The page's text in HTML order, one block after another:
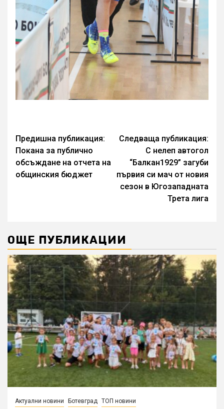
Continue
Reading
Предишна публикация:
Покана за публично
обсъждане на отчета на
общинския бюджет
Следваща публикация:
С нелеп автогол
“Балкан1929” загуби
първия си мач от новия
сезон в Югозападната
Трета лига
ОЩЕ ПУБЛИКАЦИИ
Актуални новини Ботевград ТОП новини